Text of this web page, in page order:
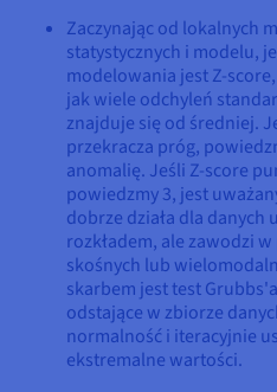
Zaczynając od lokalnych
statystycznych i modelu,
modelowania jest Z-
jak wiele odchyleń
znajduje się od średniej.
przekracza próg,
anomalię. Jeśli Z-score
powiedzmy 3, jest
dobrze działa dla
rozkładem, ale zawodzi
skośnych lub
skarbem jest test
odstające w zbiorze
normalność i iteracyjnie
ekstremalne wartości.